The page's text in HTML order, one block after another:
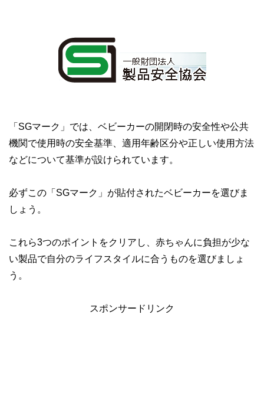
「SGマーク」では、ベビーカーの開閉時の安全性や公共
機関で使用時の安全基準、適用年齢区分や正しい使用方法
などについて基準が設けられています。
必ずこの「SGマーク」が貼付されたベビーカーを選びま
しょう。
これら3つのポイントをクリアし、赤ちゃんに負担が少な
い製品で自分のライフスタイルに合うものを選びましょ
う。
スポンサードリンク